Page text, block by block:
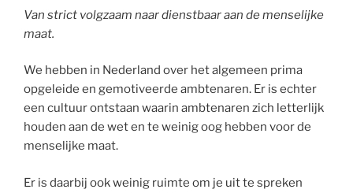
Van strict volgzaam naar dienstbaar aan de menselijke
maat.
We hebben in Nederland over het algemeen prima
opgeleide en gemotiveerde ambtenaren. Er is echter
een cultuur ontstaan waarin ambtenaren zich letterlijk
houden aan de wet en te weinig oog hebben voor de
menselijke maat.
Er is daarbij ook weinig ruimte om je uit te spreken